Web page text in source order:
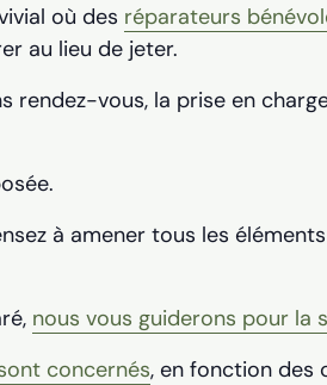
où des réparateurs
au lieu de jeter.
rendez-vous, la prise en
à amener tous les
nous vous guiderons pour la
concernés, en fonction des